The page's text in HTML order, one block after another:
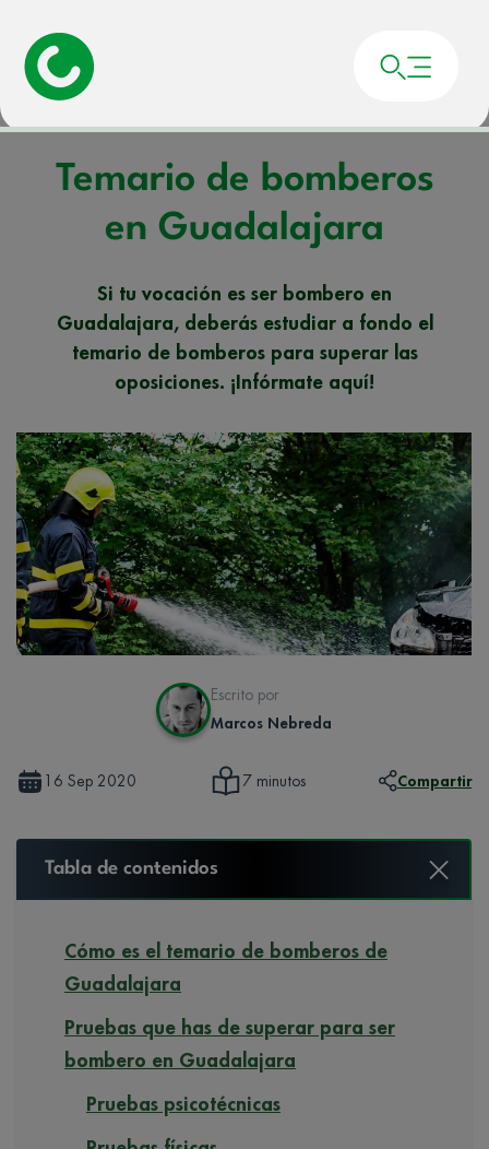
Portada»
Temario de bomberos
en Guadalajara
Si tu vocación es ser bombero en
Guadalajara, deberás estudiar a fondo el
temario de bomberos para superar las
oposiciones. ¡Infórmate aquí!
Escrito por
Marcos Nebreda
16 Sep 2020 7 minutos Compartir
Tabla de contenidos
Cómo es el temario de bomberos de
Guadalajara
Pruebas que has de superar para ser
bombero en Guadalajara
Pruebas psicotécnicas